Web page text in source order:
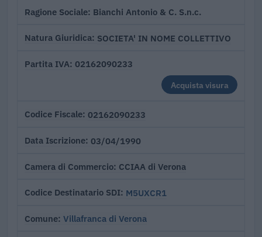
Ragione Sociale Bianchi Antonio & C. S.n.c.
Natura Giuridica SOCIETA' IN NOME COLLETTIVO
Partita IVA 02162090233
Acquista visura
Codice Fiscale 02162090233
Data Iscrizione 03/04/1990
Camera di Commercio CCIAA di Verona
Codice Destinatario SDI M5UXCR1
Comune Villafranca di Verona